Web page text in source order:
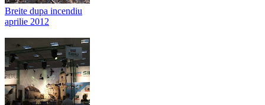
Breite dupa incendiu
aprilie 2012